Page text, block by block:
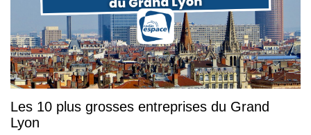
Les 10 plus grosses entreprises du Grand
Lyon